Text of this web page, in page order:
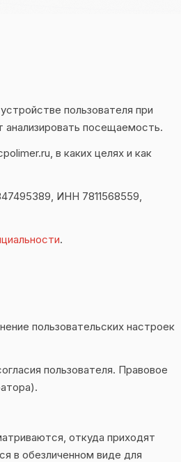
пользователя при
посещаемость.
в каких целях и как
ИНН 7811568559,
.
пользовательских настроек
пользователя. Правовое
откуда приходят
в обезличенном виде для